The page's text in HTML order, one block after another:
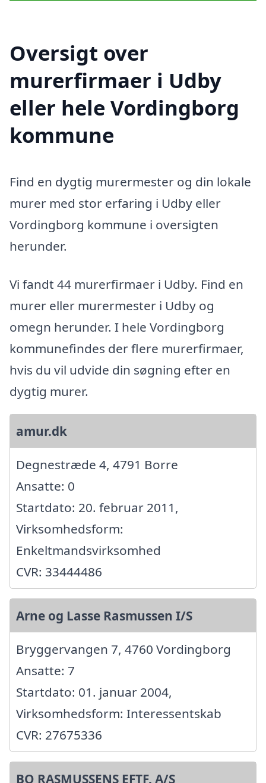
Oversigt over
murerfirmaer i Udby
eller hele Vordingborg
kommune
Find en dygtig murermester og din lokale
murer med stor erfaring i Udby eller
Vordingborg kommune i oversigten
herunder.
Vi fandt 44 murerfirmaer i Udby. Find en
murer eller murermester i Udby og
omegn herunder. I hele Vordingborg
kommunefindes der flere murerfirmaer,
hvis du vil udvide din søgning efter en
dygtig murer.
amur.dk
Degnestræde 4, 4791 Borre
Ansatte: 0
Startdato: 20. februar 2011,
Virksomhedsform:
Enkeltmandsvirksomhed
CVR: 33444486
Arne og Lasse Rasmussen I/S
Bryggervangen 7, 4760 Vordingborg
Ansatte: 7
Startdato: 01. januar 2004,
Virksomhedsform: Interessentskab
CVR: 27675336
BO RASMUSSENS EFTF. A/S